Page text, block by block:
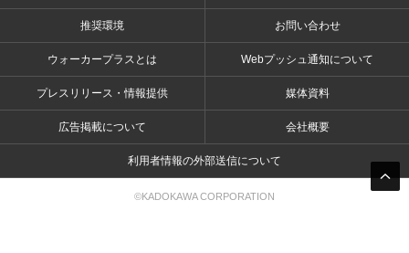
推奨環境 お問い合わせ
ウォーカープラスとは Webプッシュ通知について
プレスリリース・情報提供 媒体資料
広告掲載について 会社概要
利用者情報の外部送信について
©KADOKAWA CORPORATION